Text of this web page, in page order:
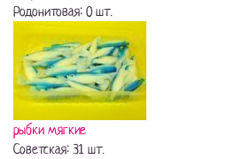
Родонитовая: 0 шт.
рыбки мягкие
Советская: 31 шт.